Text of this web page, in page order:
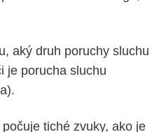
aký druh poruchy sluchu
je porucha sluchu
tiché zvuky, ako je